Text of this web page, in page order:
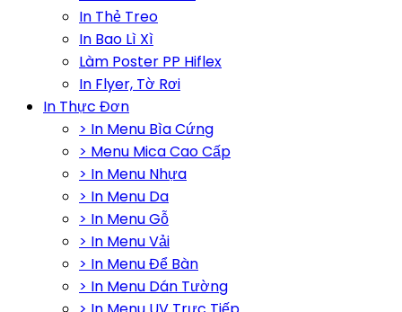
In Thẻ Treo
In Bao Lì Xì
Làm Poster PP Hiflex
In Flyer, Tờ Rơi
In Thực Đơn
> In Menu Bìa Cứng
> Menu Mica Cao Cấp
> In Menu Nhựa
> In Menu Da
> In Menu Gỗ
> In Menu Vải
> In Menu Để Bàn
> In Menu Dán Tường